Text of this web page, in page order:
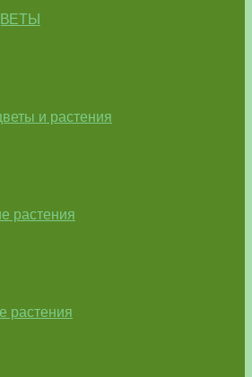
и растения
растения
растения